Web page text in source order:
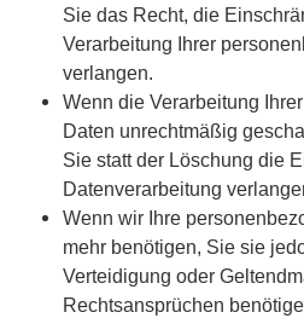
Sie das Recht, die
Verarbeitung Ihrer
verlangen.
Wenn die Verarbeitung
Daten unrechtmäßig
Sie statt der Löschung die
Datenverarbeitung
Wenn wir Ihre
mehr benötigen, Sie sie
Verteidigung oder
Rechtsansprüchen